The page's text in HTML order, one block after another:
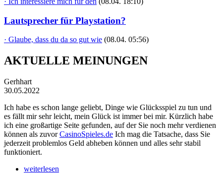
Lautsprecher für Playstation?
· Glaube, dass du da so gut wie (08.04. 05:56)
AKTUELLE MEINUNGEN
Gerhhart
30.05.2022
Ich habe es schon lange geliebt, Dinge wie Glücksspiel zu tun und
es fällt mir sehr leicht, mein Glück ist immer bei mir. Kürzlich habe
ich eine großartige Seite gefunden, auf der Sie noch mehr verdienen
können als zuvorCasinoSpieles.de Ich mag die Tatsache, dass Sie
jederzeit problemlos Geld abheben können und alles sehr stabil
funktioniert.
weiterlesen